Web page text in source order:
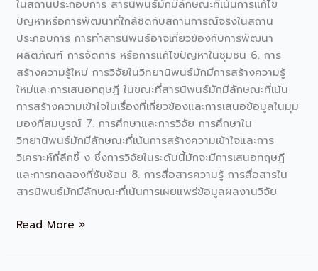
ในสถานประกอบการ สารนิพนธ์มักมีลักษณะที่เน้นการแก้ไข
ปัญหาหรือการพัฒนาที่ใกล้ชิดกับสถานการณ์จริงในสถาน
ประกอบการ การทำสารนิพนธ์อาจเกี่ยวข้องกับการพัฒนา
ผลิตภัณฑ์ การจัดการ หรือการแก้ไขปัญหาในชุมชน 6. การ
สร้างความรู้ใหม่ การวิจัยในวิทยานิพนธ์มักมีการสร้างความรู้
ใหม่และการเสนอทฤษฎี ในขณะที่สารนิพนธ์มักมีลักษณะที่เน้น
การสร้างความเข้าใจในเรื่องที่เกี่ยวข้องและการเสนอข้อมูลในมุม
มองที่สมบูรณ์ 7. การศึกษาและการวิจัย การศึกษาใน
วิทยานิพนธ์มักมีลักษณะที่เน้นการสร้างความเข้าใจและการ
วิเคราะห์ที่ลึกซึ้ ง ซึ่งการวิจัยในระดับนี้มักจะมีการเสนอทฤษฎี
และการทดลองที่ซับซ้อน 8. การสื่อสารความรู้ การสื่อสารใน
สารนิพนธ์มักมีลักษณะที่เน้นการเผยแพร่ข้อมูลผลงานวิจัย
Read More »